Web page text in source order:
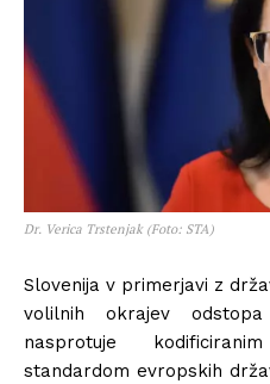
Dr. Verica Trstenjak (Foto: STA)
Slovenija v primerjavi z
volilnih okrajev
nasprotuje
standardom evropskih